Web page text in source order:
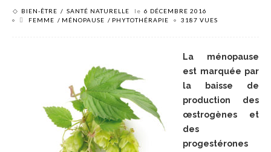
BIEN-ÊTRE SANTÉ NATURELLE le 6 DÉCEMBRE 2016
FEMME
MÉNOPAUSE PHYTOTHÉRAPIE 3187 VUES
La ménopause
est marquée par
la baisse de
production des
œstrogènes et
des
progestérones